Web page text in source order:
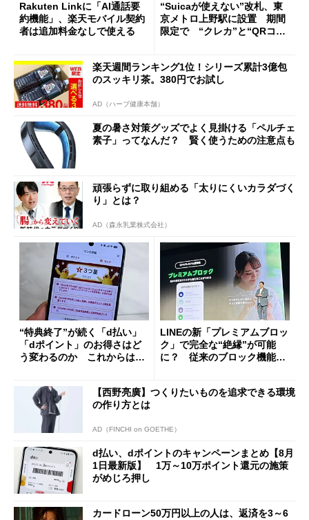
Rakuten Linkに「AI通話要
約機能」、楽天モバイル契約
者は追加料金なしで使える
“Suicaが使えない”改札、東
京メトロ上野駅に設置 期間
限定で “クレカ”と“QRコー
楽天週間ランキング1位！シリーズ累計3億包
のスッキリ茶。380円でお試し
AD（ハーブ健康本舗）
夏の暑さ対策グッズでよく見掛ける「ペルチェ
素子」ってなんだ？ 賢く使うための注意点も
頑張らずに取り組める「太りにくいカラダづく
り」とは？
AD（森永乳業株式会社）
“特典終了”が続く「d払い」
「dポイント」のお得さはど
う変わるのか これからは
LINEの新「プレミアムブロッ
ク」で完全な“絶縁”が可能
に？ 従来のブロック機能と
【西野亮廣】つくりたいものを追求できる環境
の作り方とは
AD（FINCHI on GOETHE）
d払い、dポイントのキャンペーンまとめ【8月
1日最新版】 1万～10万ポイント還元の施策
がめじろ押し
カードローン50万円以上の人は、返済を3～6